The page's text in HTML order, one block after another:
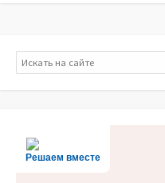
Поиск
Решаем вместе